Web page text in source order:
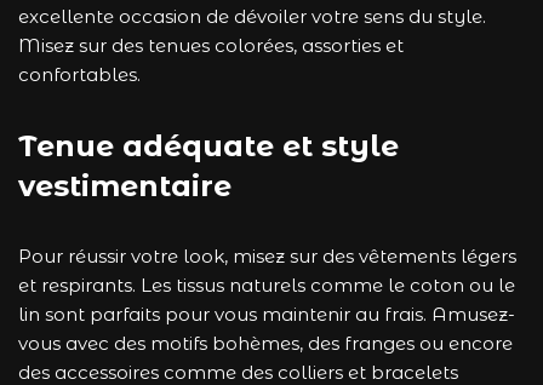
excellente occasion de dévoiler votre sens du style.
Misez sur des tenues colorées, assorties et
confortables.
Tenue adéquate et style
vestimentaire
Pour réussir votre look, misez sur des vêtements légers
et respirants. Les tissus naturels comme le coton ou le
lin sont parfaits pour vous maintenir au frais. Amusez-
vous avec des motifs bohèmes, des franges ou encore
des accessoires comme des colliers et bracelets